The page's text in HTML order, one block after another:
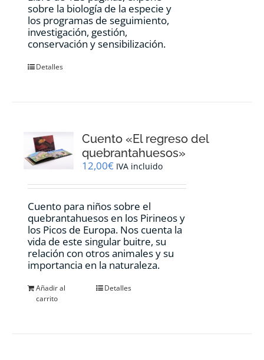
sobre la biología de la especie y
los programas de seguimiento,
investigación, gestión,
conservación y sensibilización.
Detalles
Cuento «El regreso del
quebrantahuesos»
12,00€ IVA incluido
Cuento para niños sobre el
quebrantahuesos en los Pirineos y
los Picos de Europa. Nos cuenta la
vida de este singular buitre, su
relación con otros animales y su
importancia en la naturaleza.
Añadir al
carrito
Detalles